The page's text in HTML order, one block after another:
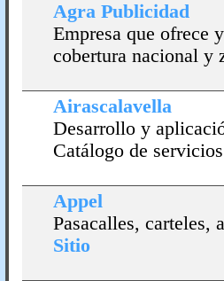
Agra Publicidad
Empresa que ofrece
cobertura nacional y
Airascalavella
Desarrollo y
Catálogo de
Appel
Pasacalles, carteles,
Sitio